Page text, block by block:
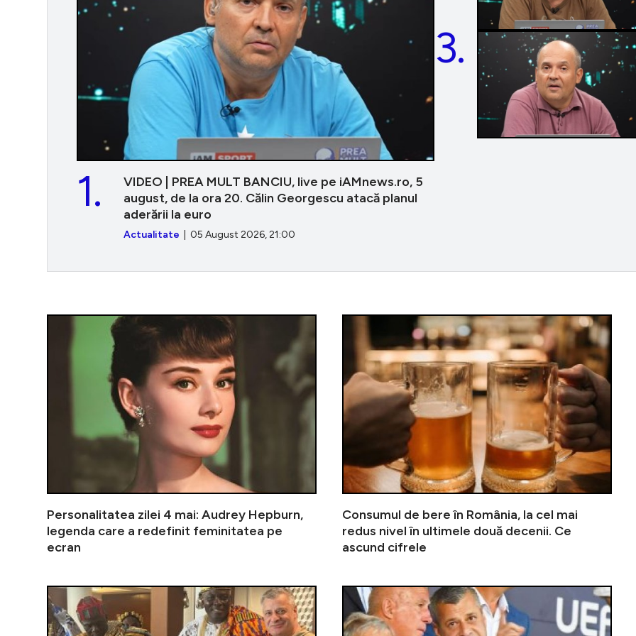
VIDEO | PREA MULT BANCIU, live pe iAMnews.ro, 5
august, de la ora 20. Călin Georgescu atacă planul
aderării la euro
Actualitate | 05 August 2026, 21:00
1.
3.
Personalitatea zilei 4 mai: Audrey Hepburn,
legenda care a redefinit feminitatea pe
ecran
Consumul de bere în România, la cel mai
redus nivel în ultimele două decenii. Ce
ascund cifrele